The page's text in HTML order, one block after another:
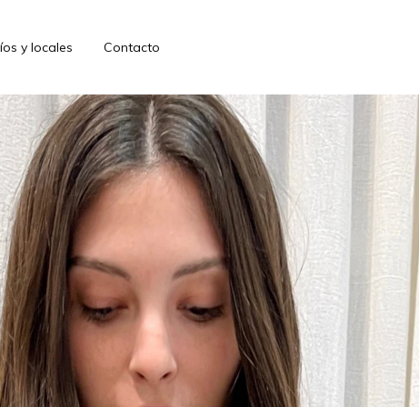
y locales Contacto